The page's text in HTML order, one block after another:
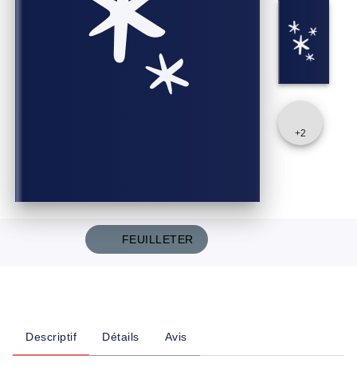
FEUILLETER
+2
Descriptif Détails Avis